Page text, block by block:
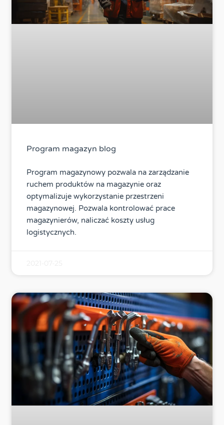
Program magazyn blog
Program magazynowy pozwala na zarządzanie
ruchem produktów na magazynie oraz
optymalizuje wykorzystanie przestrzeni
magazynowej. Pozwala kontrolować prace
magazynierów, naliczać koszty usług
logistycznych.